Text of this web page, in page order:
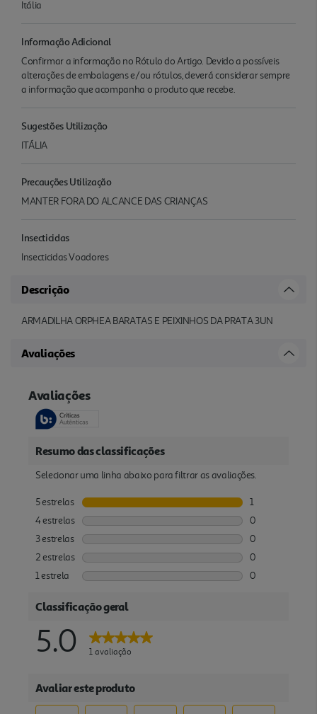
Itália
Informação Adicional
Confirmar a informação no Rótulo do Artigo. Devido a possíveis
alterações de embalagens e/ou rótulos, deverá considerar sempre
a informação que acompanha o produto que recebe.
Sugestões Utilização
ITÁLIA
Precauções Utilização
MANTER FORA DO ALCANCE DAS CRIANÇAS
Insecticidas
Insecticidas Voadores
Descrição
ARMADILHA ORPHEA BARATAS E PEIXINHOS DA PRATA 3UN
Avaliações